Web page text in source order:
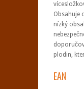
Obsahuje
nízký
plodin,
EAN